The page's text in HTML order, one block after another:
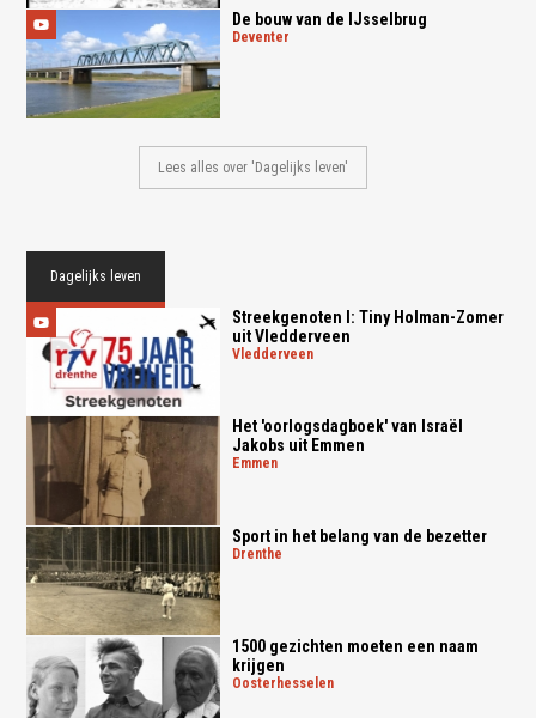
De bouw van de IJsselbrug
deventer
Lees alles over 'Dagelijks leven'
Dagelijks leven
Streekgenoten I: Tiny Holman-Zomer
uit Vledderveen
vledderveen
Het 'oorlogsdagboek' van Israël
Jakobs uit Emmen
emmen
Sport in het belang van de bezetter
drenthe
1500 gezichten moeten een naam
krijgen
oosterhesselen